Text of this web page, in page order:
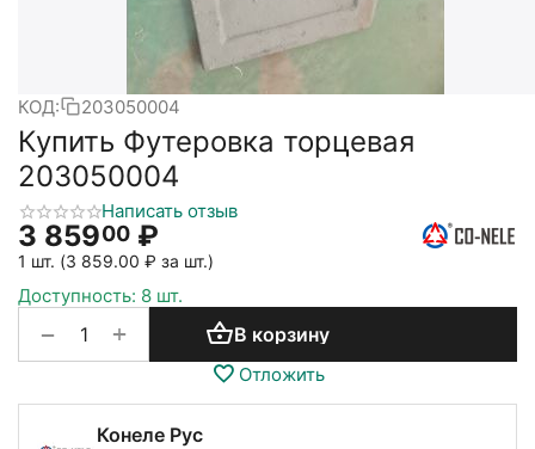
КОД: 203050004
Купить Футеровка торцевая
203050004
Написать отзыв
3 85900 ₽
1 шт. (3 859.00 ₽ за шт.)
Доступность: 8 шт.
+
− В корзину
Отложить
Конеле Рус